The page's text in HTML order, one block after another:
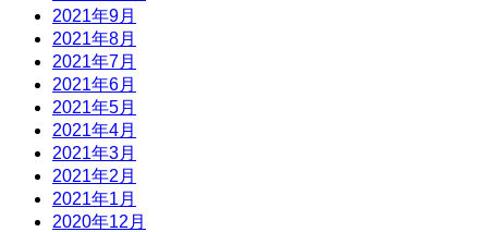
2021年9月
2021年8月
2021年7月
2021年6月
2021年5月
2021年4月
2021年3月
2021年2月
2021年1月
2020年12月